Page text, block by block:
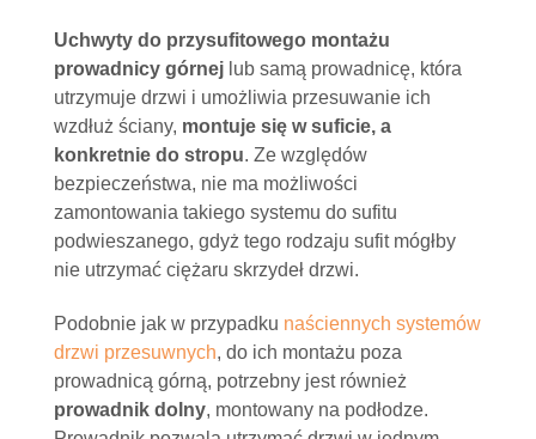
Uchwyty do przysufitowego montażu
prowadnicy górnej lub samą prowadnicę, która
utrzymuje drzwi i umożliwia przesuwanie ich
wzdłuż ściany, montuje się w suficie, a
konkretnie do stropu. Ze względów
bezpieczeństwa, nie ma możliwości
zamontowania takiego systemu do sufitu
podwieszanego, gdyż tego rodzaju sufit mógłby
nie utrzymać ciężaru skrzydeł drzwi.
Podobnie jak w przypadku naściennych systemów
drzwi przesuwnych, do ich montażu poza
prowadnicą górną, potrzebny jest również
prowadnik dolny, montowany na podłodze.